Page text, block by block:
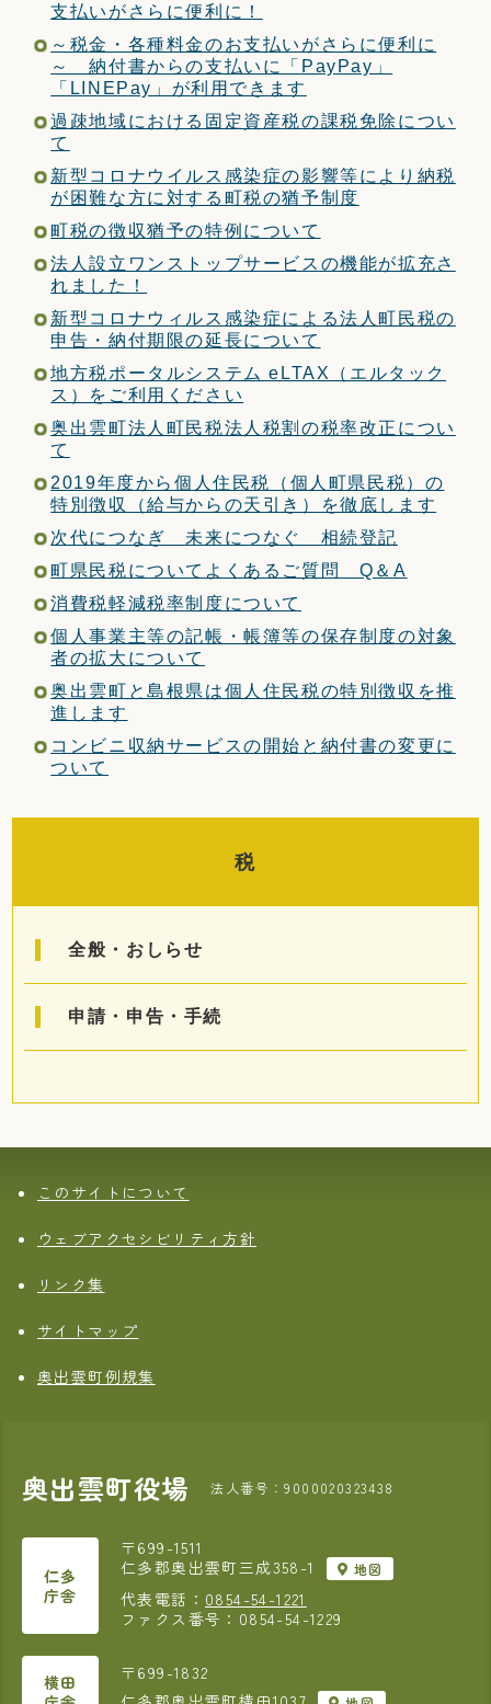
Foreign
language
文字サイズ 表示色
支払いがさらに便利に！
～税金・各種料金のお支払いがさらに便利に
～ 納付書からの支払いに「PayPay」
「LINEPay」が利用できます
過疎地域における固定資産税の課税免除につい
て
新型コロナウイルス感染症の影響等により納税
が困難な方に対する町税の猶予制度
町税の徴収猶予の特例について
法人設立ワンストップサービスの機能が拡充さ
れました！
新型コロナウィルス感染症による法人町民税の
申告・納付期限の延長について
地方税ポータルシステム eLTAX（エルタック
ス）をご利用ください
奥出雲町法人町民税法人税割の税率改正につい
て
2019年度から個人住民税（個人町県民税）の
特別徴収（給与からの天引き）を徹底します
次代につなぎ 未来につなぐ 相続登記
町県民税についてよくあるご質問 Q＆A
消費税軽減税率制度について
個人事業主等の記帳・帳簿等の保存制度の対象
者の拡大について
奥出雲町と島根県は個人住民税の特別徴収を推
進します
コンビニ収納サービスの開始と納付書の変更に
ついて
税
全般・おしらせ
申請・申告・手続
このサイトについて
ウェブアクセシビリティ方針
リンク集
サイトマップ
奥出雲町例規集
奥出雲町役場 法人番号：9000020323438
仁多
庁舎
〒699-1511
仁多郡奥出雲町三成358-1
地図
代表電話： 0854-54-1221
ファクス番号：0854-54-1229
横田
〒699-1832